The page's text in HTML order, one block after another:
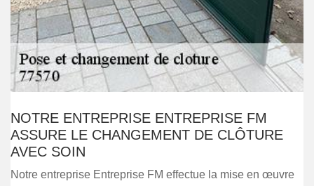
NOTRE ENTREPRISE ENTREPRISE FM
ASSURE LE CHANGEMENT DE CLÔTURE
AVEC SOIN
Notre entreprise Entreprise FM effectue la mise en œuvre